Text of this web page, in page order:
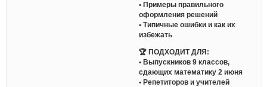
• Примеры правильного
оформления решений
• Типичные ошибки и как их
избежать
🏆 ПОДХОДИТ ДЛЯ:
• Выпускников 9 классов,
сдающих математику 2 июня
• Репетиторов и учителей